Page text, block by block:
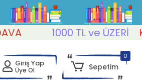
1000 TL ve ÜZERİ
Giriş Yap
Üye Ol
0
Sepetim